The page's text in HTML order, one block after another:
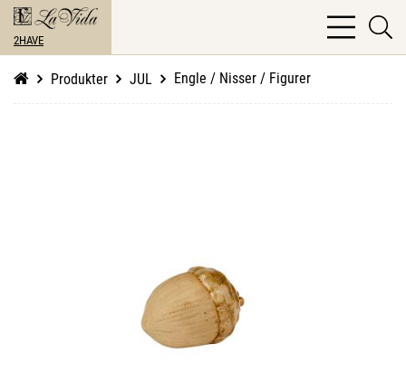
2HAVE
bars
light
Produkter JUL Engle / Nisser / Figurer